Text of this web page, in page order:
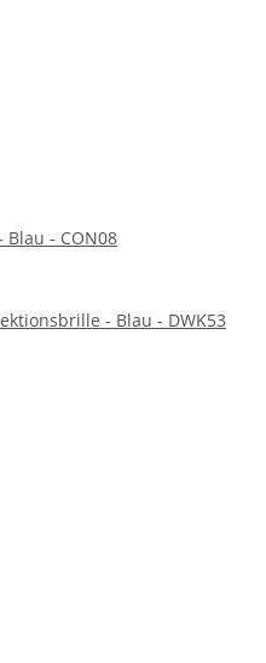
- CON08